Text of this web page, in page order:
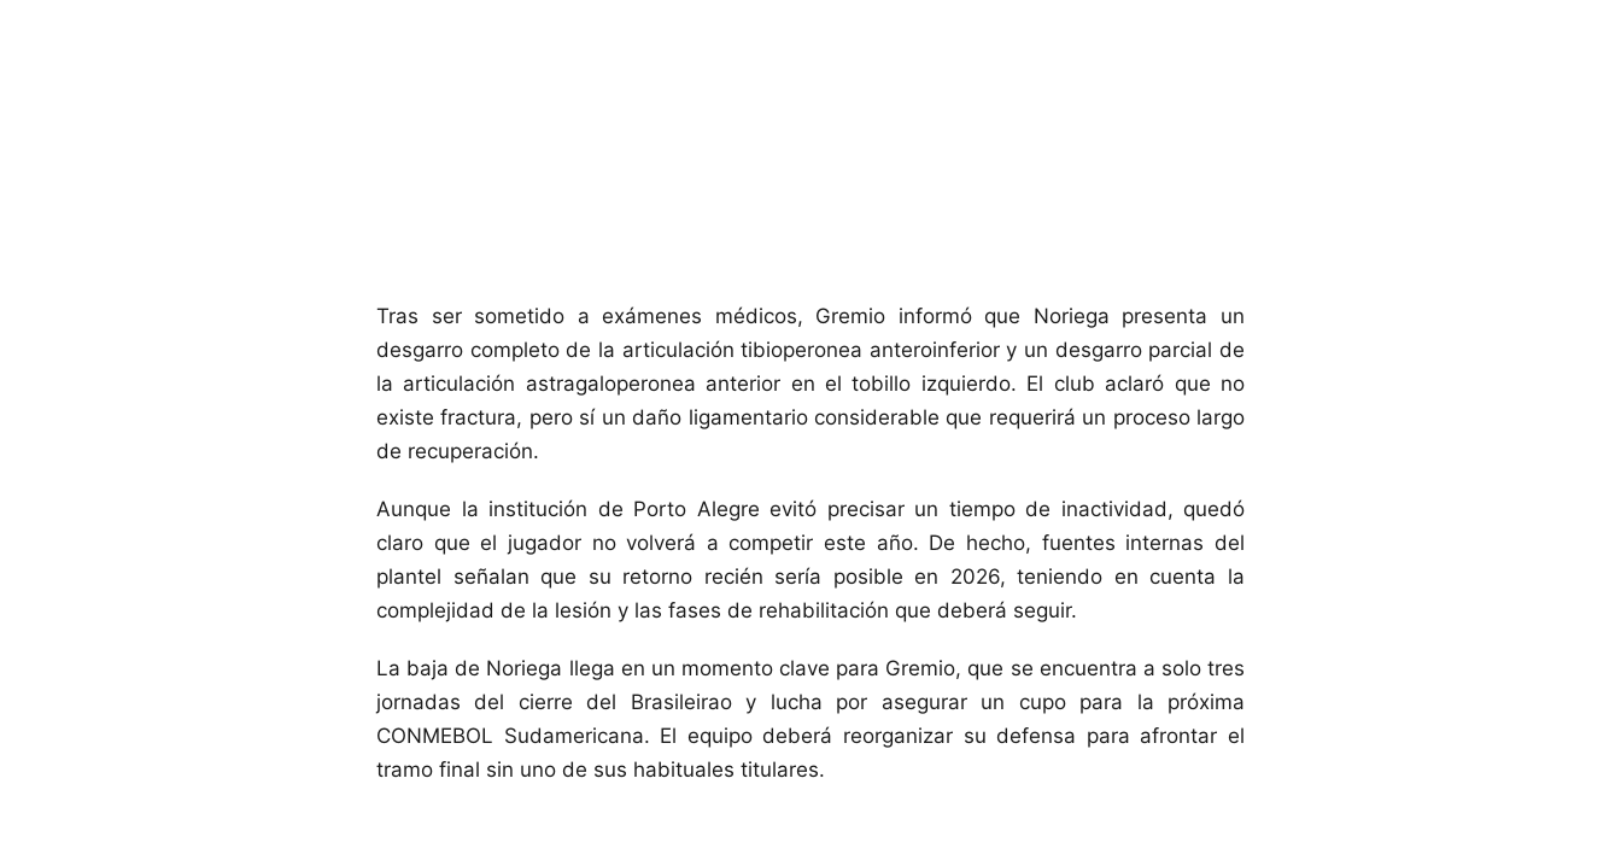
Tras ser sometido a exámenes médicos, Gremio informó que Noriega presenta un
desgarro completo de la articulación tibioperonea anteroinferior y un desgarro parcial de
la articulación astragaloperonea anterior en el tobillo izquierdo. El club aclaró que no
existe fractura, pero sí un daño ligamentario considerable que requerirá un proceso largo
de recuperación.
Aunque la institución de Porto Alegre evitó precisar un tiempo de inactividad, quedó
claro que el jugador no volverá a competir este año. De hecho, fuentes internas del
plantel señalan que su retorno recién sería posible en 2026, teniendo en cuenta la
complejidad de la lesión y las fases de rehabilitación que deberá seguir.
La baja de Noriega llega en un momento clave para Gremio, que se encuentra a solo tres
jornadas del cierre del Brasileirao y lucha por asegurar un cupo para la próxima
CONMEBOL Sudamericana. El equipo deberá reorganizar su defensa para afrontar el
tramo final sin uno de sus habituales titulares.